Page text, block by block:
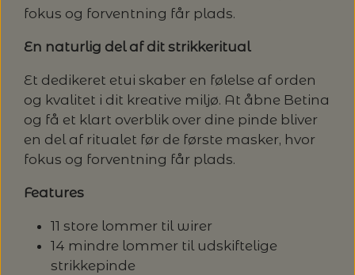
fokus og forventning får plads.
En naturlig del af dit strikkeritual
Et dedikeret etui skaber en følelse af orden
og kvalitet i dit kreative miljø. At åbne Betina
og få et klart overblik over dine pinde bliver
en del af ritualet før de første masker, hvor
fokus og forventning får plads.
Features
11 store lommer til wirer
14 mindre lommer til udskiftelige
strikkepinde